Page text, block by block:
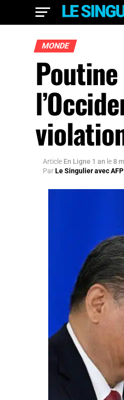
MONDE
Article En Ligne 1 an le8
ParLe Singulier avec AFP